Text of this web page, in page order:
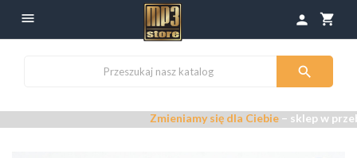
 shopping_cart
person

Zmieniamy się dla Ciebie – sklep w